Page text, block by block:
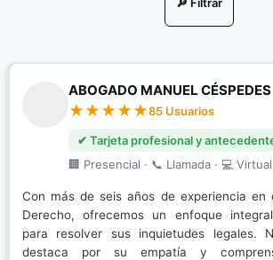
Porte Ilegal de Armas
Restitución de Tierras
Sistema Penal Acusatorio
ABOGADO MANUEL CÉSPEDES
85 Usuarios
✔ Tarjeta profesional y
🏢 Presencial · 📞 Llamada · 💻 Virtual
Con más de seis años de experiencia en
Derecho, ofrecemos un enfoque
para resolver sus inquietudes legales.
destaca por su empatía y